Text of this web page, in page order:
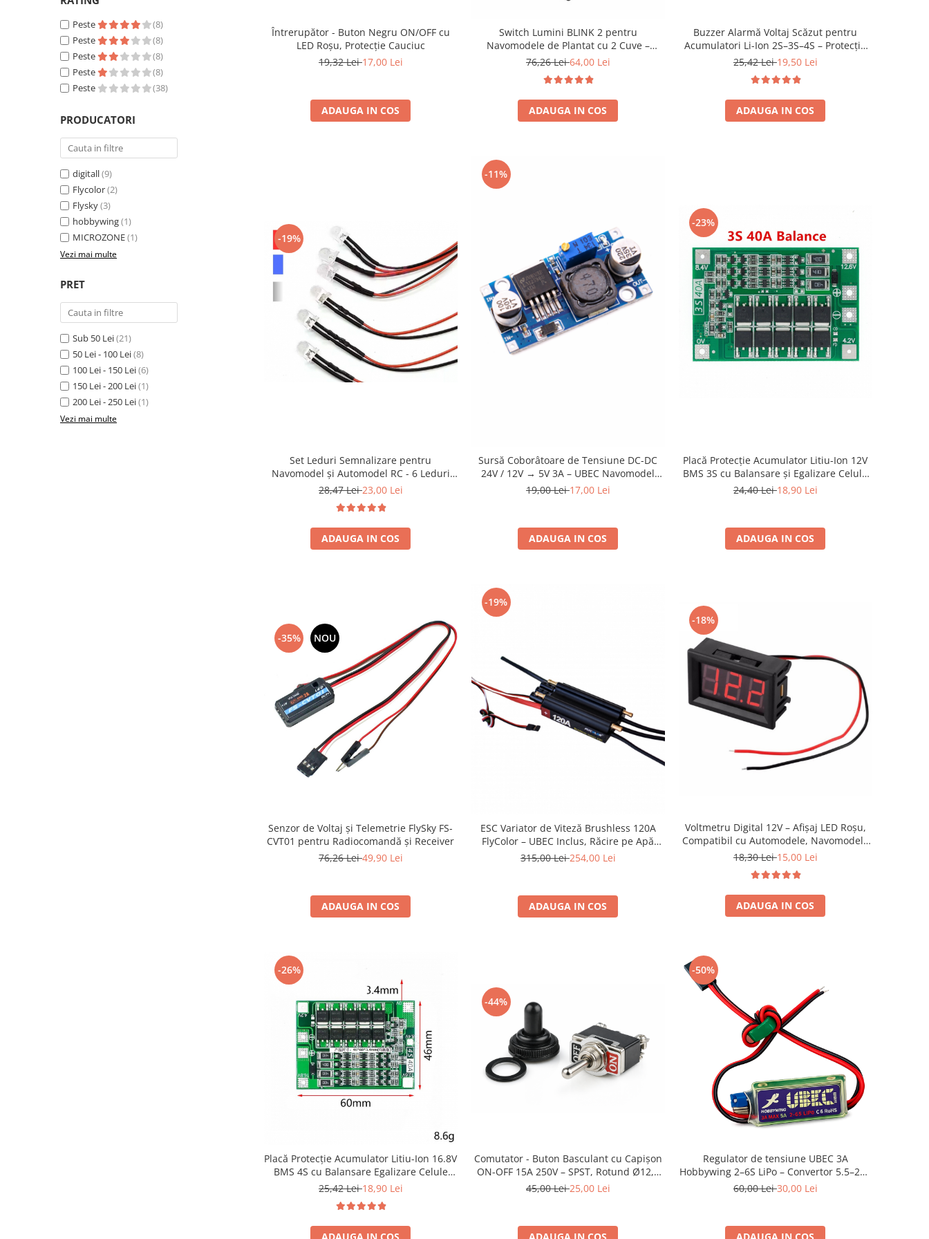
Textile camera
Uscatoare de par
Peste
(8)
Peste
(8)
Peste
(8)
Peste
(8)
Peste
(38)
PRODUCATORI
digitall(9)
Flycolor(2)
Flysky(3)
hobbywing(1)
MICROZONE(1)
Vezi mai multe
PRET
Sub 50 Lei(21)
50 Lei - 100 Lei(8)
100 Lei - 150 Lei(6)
150 Lei - 200 Lei(1)
200 Lei - 250 Lei(1)
Vezi mai multe
Întrerupător - Buton Negru ON/OFF cu
LED Roșu, Protecție Cauciuc
19,32 Lei17,00 Lei
ADAUGA IN COS
Switch Lumini BLINK 2 pentru
Navomodele de Plantat cu 2 Cuve –
Control Independent FAR & Lumini,
76,26 Lei64,00 Lei
ADAUGA IN COS
Buzzer Alarmă Voltaj Scăzut pentru
Acumulatori Li-Ion 2S–3S–4S – Protecție
Baterii Litiu-Ion
25,42 Lei19,50 Lei
ADAUGA IN COS
-19%
Set Leduri Semnalizare pentru
Navomodel și Automodel RC - 6 Leduri
Albastru, Alb și Roșu, 12V
28,47 Lei23,00 Lei
ADAUGA IN COS
-11%
Sursă Coborâtoare de Tensiune DC-DC
24V / 12V → 5V 3A – UBEC Navomodel
Plantat (Tensiune Fixă)
19,00 Lei17,00 Lei
ADAUGA IN COS
-23%
Placă Protecție Acumulator Litiu-Ion 12V
BMS 3S cu Balansare și Egalizare Celule
40A – Siguranță & Performanță
24,40 Lei18,90 Lei
ADAUGA IN COS
-35% NOU
Senzor de Voltaj și Telemetrie FlySky FS-
CVT01 pentru Radiocomandă și Receiver
76,26 Lei49,90 Lei
ADAUGA IN COS
-19%
ESC Variator de Viteză Brushless 120A
FlyColor – UBEC Inclus, Răcire pe Apă
pentru Bărci RC
315,00 Lei254,00 Lei
ADAUGA IN COS
-18%
Voltmetru Digital 12V – Afișaj LED Roșu,
Compatibil cu Automodele, Navomodele
și Aeromodele
18,30 Lei15,00 Lei
ADAUGA IN COS
-26%
Placă Protecție Acumulator Litiu-Ion 16.8V
BMS 4S cu Balansare Egalizare Celule
40A – Siguranță & Eficiență
25,42 Lei18,90 Lei
-44%
Comutator - Buton Basculant cu Capişon
ON-OFF 15A 250V – SPST, Rotund Ø12,2
mm
45,00 Lei25,00 Lei
-50%
Regulator de tensiune UBEC 3A
Hobbywing 2–6S LiPo – Convertor 5.5–26V
la 5V / 6V pentru receptoare și servouri
60,00 Lei30,00 Lei